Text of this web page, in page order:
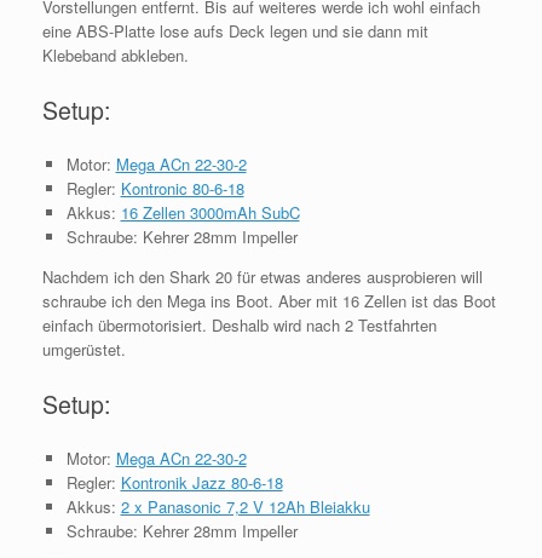
Vorstellungen entfernt. Bis auf weiteres werde ich wohl einfach
eine ABS-Platte lose aufs Deck legen und sie dann mit
Klebeband abkleben.
Setup:
Motor: Mega ACn 22-30-2
Regler: Kontronic 80-6-18
Akkus: 16 Zellen 3000mAh SubC
Schraube: Kehrer 28mm Impeller
Nachdem ich den Shark 20 für etwas anderes ausprobieren will
schraube ich den Mega ins Boot. Aber mit 16 Zellen ist das Boot
einfach übermotorisiert. Deshalb wird nach 2 Testfahrten
umgerüstet.
Setup:
Motor: Mega ACn 22-30-2
Regler: Kontronik Jazz 80-6-18
Akkus: 2 x Panasonic 7,2 V 12Ah Bleiakku
Schraube: Kehrer 28mm Impeller